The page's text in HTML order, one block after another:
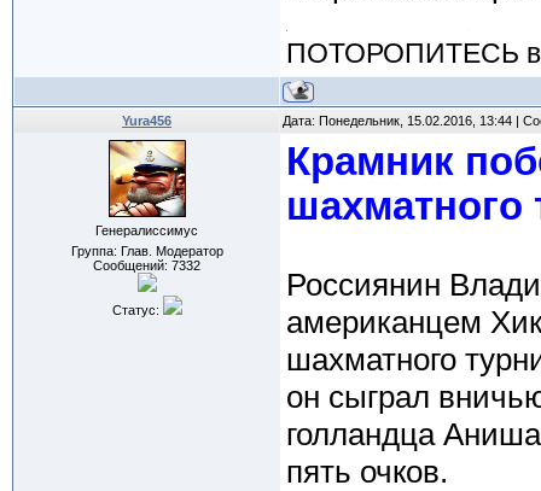
ПОТОРОПИТЕСЬ
Yura456 Дата: Понедельник, 15.02.2016, 13:44 |
Генералиссимус
Группа: Глав. Модератор
Сообщений: 7332
Статус:
Крамник
шахматного
Россиянин
американцем
шахматного
он сыграл
голландца
пять очков.